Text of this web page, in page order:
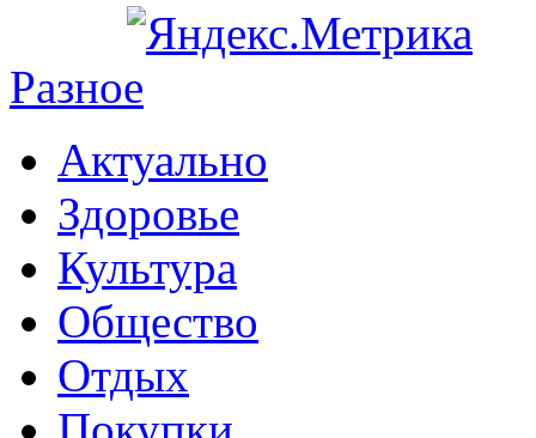
Разное
Актуально
Здоровье
Культура
Общество
Отдых